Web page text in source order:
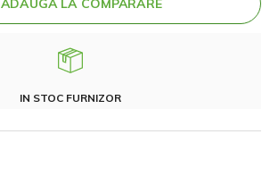
ADAUGA LA COMPARARE
IN STOC FURNIZOR